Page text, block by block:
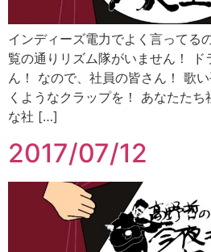
インディーズ電力でよく言ってる
覧の通りリズム隊がいません！
ん！ なので、社員の皆さん！ 歌
くようなクラップを！ あなたた
な社 […]
2017/07/12